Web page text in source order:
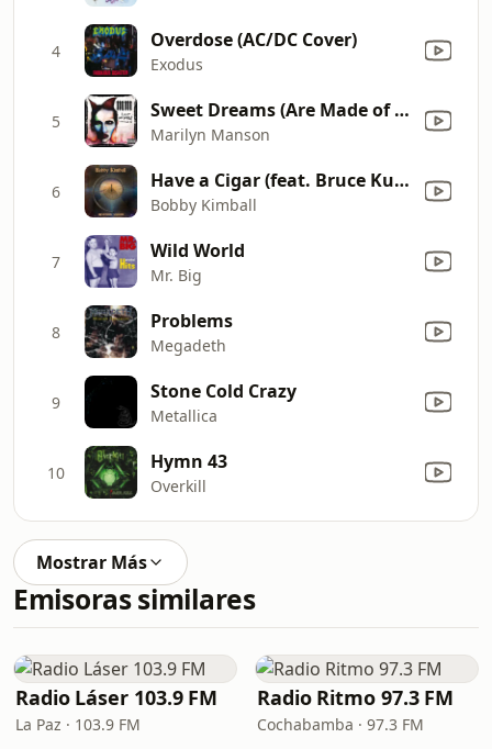
4 Overdose (AC/DC Cover)
Exodus
5 Sweet Dreams (Are Made of This)
Marilyn Manson
6 Have a Cigar (feat. Bruce Kulick, Mike Porcaro & Greg Bissonette)
Bobby Kimball
7 Wild World
Mr. Big
8 Problems
Megadeth
9 Stone Cold Crazy
Metallica
10 Hymn 43
Overkill
Mostrar Más
Emisoras similares
Radio Láser 103.9 FM
La Paz · 103.9 FM
Radio Ritmo 97.3 FM
Cochabamba · 97.3 FM